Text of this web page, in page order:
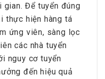
gian. Để tuyển đúng
thực hiện hàng tá
ứng viên, sàng lọc
các nhà tuyển
nguy cơ tuyển
đến hiệu quả